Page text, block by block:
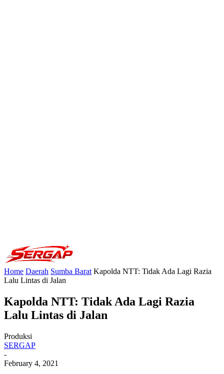
Home Daerah Sumba Barat Kapolda NTT: Tidak Ada Lagi Razia
Lalu Lintas di Jalan
Kapolda NTT: Tidak Ada Lagi Razia
Lalu Lintas di Jalan
Produksi
SERGAP
-
February 4, 2021